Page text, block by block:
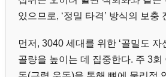
있으므로, ‘정밀 타격’ 방식의 보충
먼저, 3040 세대를 위한 ‘골밀도 자
골량을 높이는 데 집중한다. 주 3회